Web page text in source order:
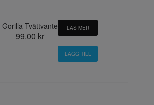
Gorilla Tvättvante
99.00 kr
LÄS MER